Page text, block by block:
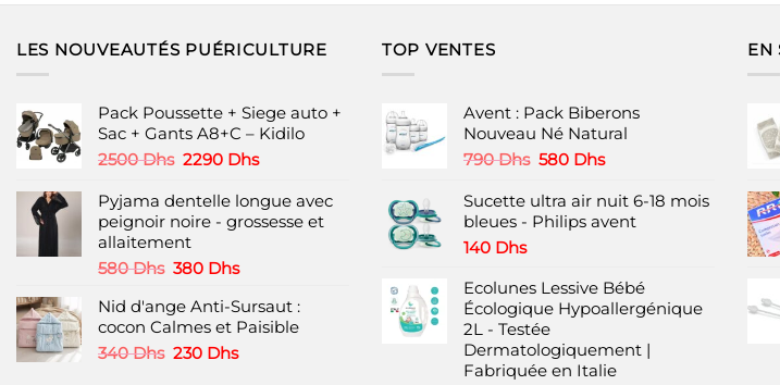
plusieurs
options
peuvent
être
sur
la
page
du
options
peuvent
sur
la
produit
LES NOUVEAUTÉS PUÉRICULTURE
Pack Poussette + Siege auto +
Sac + Gants A8+C – Kidilo
2500Dhs Le
initial
était :
2500 Dhs.
2290 DhsLe
actuel
est :
Pyjama dentelle longue avec
peignoir noire - grossesse et
allaitement
580Dhs Le
initial
était :
580 Dhs.
380 DhsLe
actuel
est :
380 Dhs.
Nid d'ange Anti-Sursaut :
cocon Calmes et Paisible
340Dhs Le
230 DhsLe
TOP VENTES
Avent : Pack Biberons
Nouveau Né Natural
790Dhs Le
initial
était :
580 DhsLe
actuel
est :
Sucette ultra air nuit 6-18 mois
bleues - Philips avent
140 Dhs
Ecolunes Lessive Bébé
Écologique Hypoallergénique
2L - Testée
Dermatologiquement |
Fabriquée en Italie
EN